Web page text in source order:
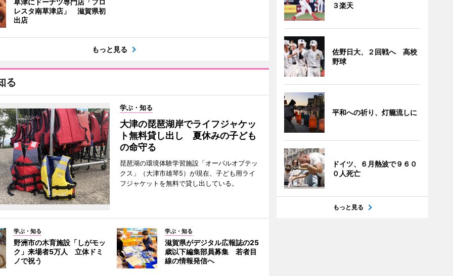
草津にドーナツ専門店「フロ
レスタ南草津店」 滋賀県初
出店
もっと見る
る
学ぶ・知る
大津の琵琶湖岸でライフジャケッ
ト無料貸し出し 夏休みの子ども
の命守る
琵琶湖の環境体験学習施設「オーパルオプテッ
クス」（大津市雄琴5）が現在、子ども用ライ
フジャケットを無料で貸し出している。
学ぶ・知る
野洲市の木育施設「しがモッ
ク」来場者5万人 立体ドミ
ノで祝う
学ぶ・知る
滋賀県がデジタル広報誌の25
歳以下編集部員募集 若者目
線の情報発信へ
３楽天
佐野日大、２回戦へ 高校
野球
平和への祈り、灯籠流しに
ドイツ、６月熱波で９６０
０人死亡
もっと見る